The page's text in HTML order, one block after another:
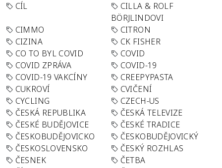
CÍL
CILLA & ROLF
BÖRJLINDOVI
CIMMO
CITRON
CIZINA
CK FISHER
CO TO BYL COVID
COVID
COVID ZPRÁVA
COVID-19
COVID-19 VAKCÍNY
CREEPYPASTA
CUKROVÍ
CVIČENÍ
CYCLING
CZECH-US
ČESKÁ REPUBLIKA
ČESKÁ TELEVIZE
ČESKÉ BUDĚJOVICE
ČESKÉ TRADICE
ČESKOBUDĚJOVICKO
ČESKOBUDĚJOVICKÝ
ČESKOSLOVENSKO
ČESKÝ ROZHLAS
ČESNEK
ČETBA